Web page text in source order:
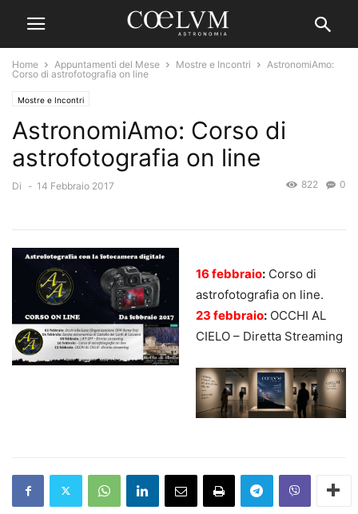
Home Appuntamenti del Mese Mostre e Incontri
AstronomiAmo:
Corso di astrofotografia on line
Mostre e Incontri
AstronomiAmo: Corso di
astrofotografia on line
Di - 14 Febbraio 2017 0
822
16 febbraio: Corso di
astrofotografia on line.
23 febbraio: OCCHI AL
CIELO – Diretta Streaming